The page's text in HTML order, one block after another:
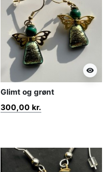
visibility
Glimt og grønt
300,00 kr.